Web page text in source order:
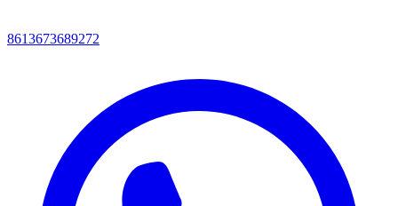
8613673689272